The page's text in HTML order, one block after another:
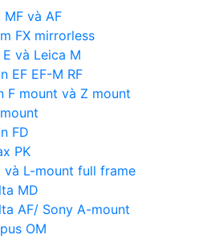
MF và AF
FX mirrorless
và Leica M
EF EF-M RF
F mount và Z mount
FD
PK
và L-mount full frame
MD
AF/ Sony A-mount
OM